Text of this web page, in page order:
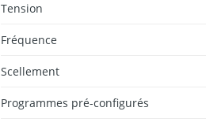
Tension
Fréquence
Scellement
Programmes pré-configurés